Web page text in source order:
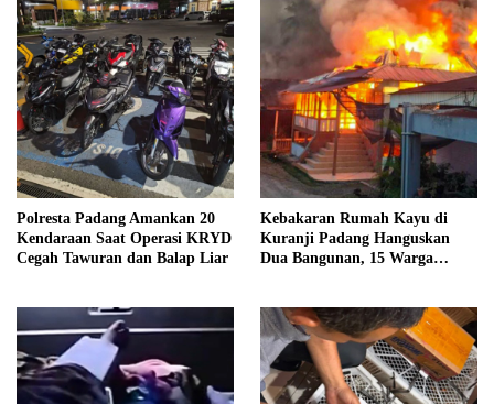
Polresta Padang Amankan 20
Kendaraan Saat Operasi KRYD
Cegah Tawuran dan Balap Liar
Kebakaran Rumah Kayu di
Kuranji Padang Hanguskan
Dua Bangunan, 15 Warga